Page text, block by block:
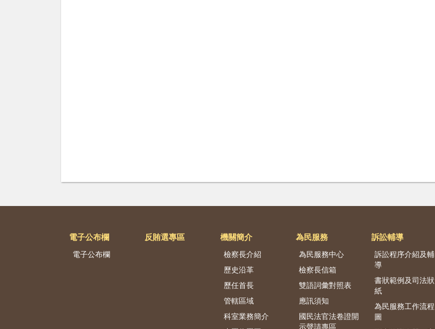
電子公布欄
電子公布欄
反賄選專區 機關簡介
檢察長介紹
歷史沿革
歷任首長
管轄區域
科室業務簡介
為民服務
為民服務中心
檢察長信箱
雙語詞彙對照表
應訊須知
國民法官法卷證開
示聲請專區
訴訟輔導
訴訟程序介紹及輔
導
書狀範例及司法狀
紙
為民服務工作流程
圖